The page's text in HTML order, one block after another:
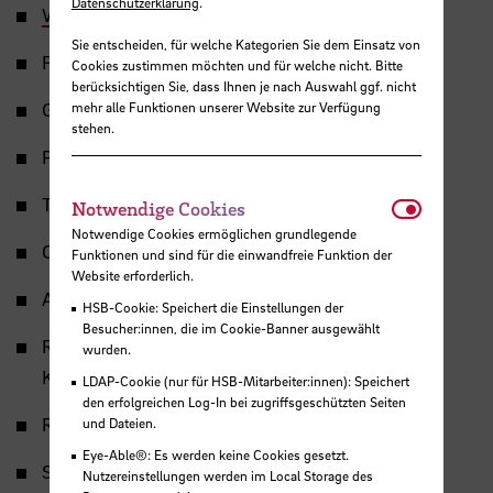
Windenergietestfeld
Flugsimulator
Gaslagertisch
Propellerschubmessstand
Turbinenprüfstand
Computational Fluid Dynamics (CFD)
Anechoic Chamber for Antennentests
RF Signalananalysator für Satelliten-
Kommunikationssignale
RF Signal-Vektor-Generator
Satellitenbodenstation für UHF un VHF
Sie entscheiden, für welche Kategorien Sie dem Einsatz von
Cookies zustimmen möchten und für welche nicht. Bitte
berücksichtigen Sie, dass Ihnen je nach Auswahl ggf. nicht
mehr alle Funktionen unserer Website zur Verfügung
stehen.
Notwendige Cookies
Notwendige Cookies ermöglichen grundlegende
Funktionen und sind für die einwandfreie Funktion der
Website erforderlich.
HSB-Cookie: Speichert die Einstellungen der
Besucher:innen, die im Cookie-Banner ausgewählt
wurden.
LDAP-Cookie (nur für HSB-Mitarbeiter:innen): Speichert
den erfolgreichen Log-In bei zugriffsgeschützten Seiten
und Dateien.
Eye-Able®: Es werden keine Cookies gesetzt.
Nutzereinstellungen werden im Local Storage des